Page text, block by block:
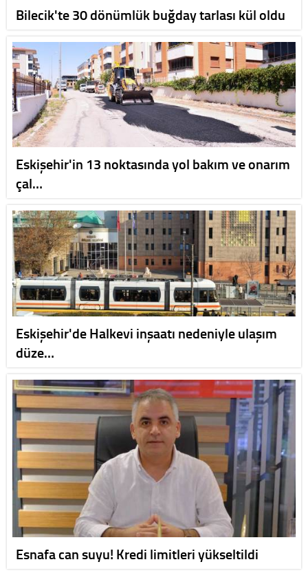
Bilecik'te 30 dönümlük buğday tarlası kül oldu
Eskişehir'in 13 noktasında yol bakım ve onarım
çal…
Eskişehir'de Halkevi inşaatı nedeniyle ulaşım
düze…
Esnafa can suyu! Kredi limitleri yükseltildi